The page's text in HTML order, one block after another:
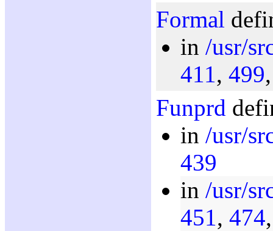
Formal
in /usr/
411, 499
Funprd
in /usr/
439
in /usr/
451, 474